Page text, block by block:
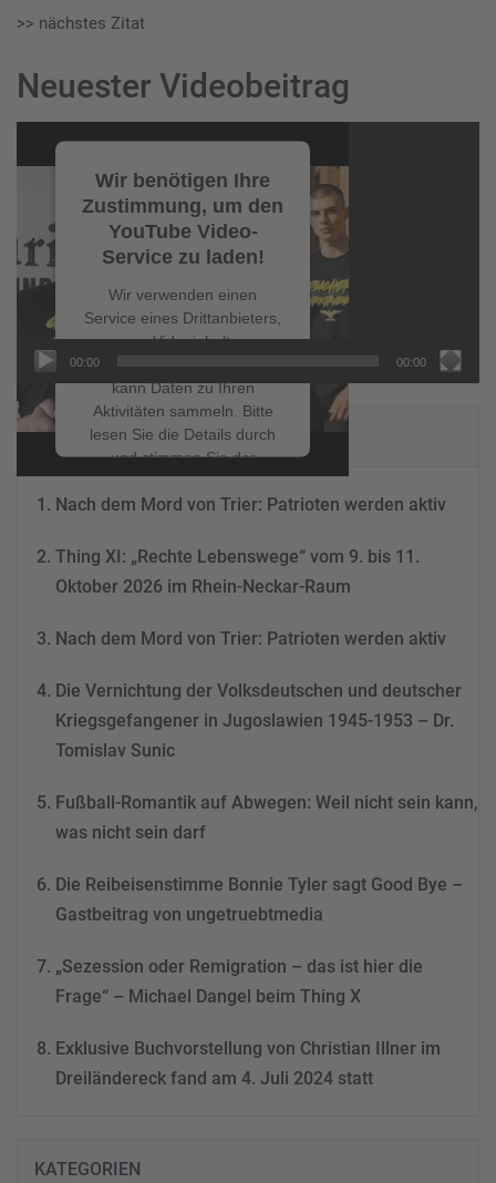
>> nächstes Zitat
Neuester Videobeitrag
Player
Wir benötigen Ihre
Zustimmung, um den
YouTube Video-
Service zu laden!
Wir verwenden einen
Service eines Drittanbieters,
um Videoinhalte
einzubetten. Dieser Service
kann Daten zu Ihren
Aktivitäten sammeln. Bitte
lesen Sie die Details durch
und stimmen Sie der
Nutzung des Service zu, um
dieses Video anzusehen.
Mehr Informationen
Consent Management
&
00:00 00:00
NEUESTE BEITRÄGE
Nach dem Mord von Trier: Patrioten werden aktiv
Thing XI: „Rechte Lebenswege“ vom 9. bis 11.
Oktober 2026 im Rhein-Neckar-Raum
Nach dem Mord von Trier: Patrioten werden aktiv
Die Vernichtung der Volksdeutschen und deutscher
Kriegsgefangener in Jugoslawien 1945-1953 – Dr.
Tomislav Sunic
Fußball-Romantik auf Abwegen: Weil nicht sein kann,
was nicht sein darf
Die Reibeisenstimme Bonnie Tyler sagt Good Bye –
Gastbeitrag von ungetruebtmedia
„Sezession oder Remigration – das ist hier die
Frage“ – Michael Dangel beim Thing X
Exklusive Buchvorstellung von Christian Illner im
Dreiländereck fand am 4. Juli 2024 statt
KATEGORIEN